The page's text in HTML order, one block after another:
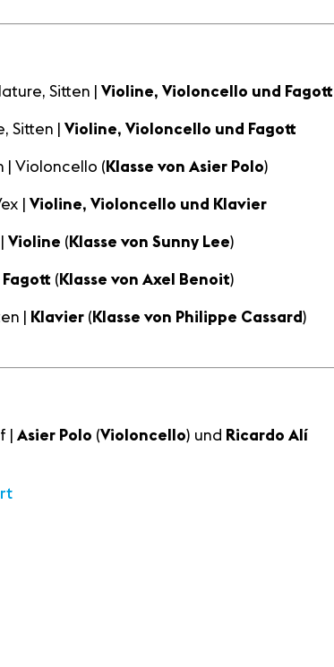
Sitten | Violine, Violoncello und Fagott
Sitten | Violine, Violoncello und Fagott
| Violoncello ( Klasse von Asier Polo)
| Violine, Violoncello und Klavier
Violine ( Klasse von Sunny Lee)
Fagott ( Klasse von Axel Benoit)
| Klavier ( Klasse von Philippe Cassard)
| Asier Polo (Violoncello) und Ricardo Alí